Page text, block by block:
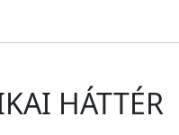
HÁTTÉR